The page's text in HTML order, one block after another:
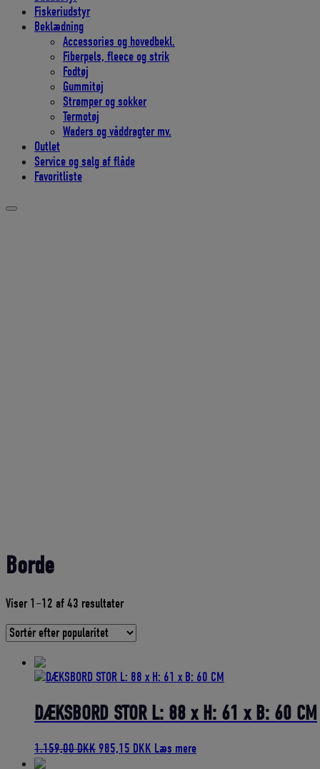
Fiskeriudstyr
Beklædning
Accessories og hovedbekl.
Fiberpels, fleece og strik
Fodtøj
Gummitøj
Strømper og sokker
Termotøj
Waders og våddragter mv.
Outlet
Service og salg af flåde
Favoritliste
Borde
Viser 1–12 af 43 resultaterSorteret
gennemsnitlig
DÆKSBORD STOR L: 88 x H: 61 x B: 60 CM
1.159,00DKK Den
985,15 DKK Den
Læs mere